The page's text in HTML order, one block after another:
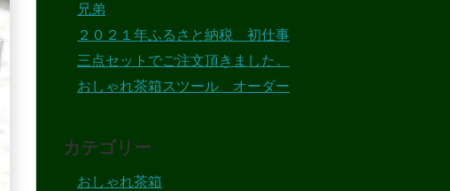
兄弟
２０２１年ふるさと納税 初仕事
三点セットでご注文頂きました。
おしゃれ茶箱スツール オーダー
カテゴリー
おしゃれ茶箱